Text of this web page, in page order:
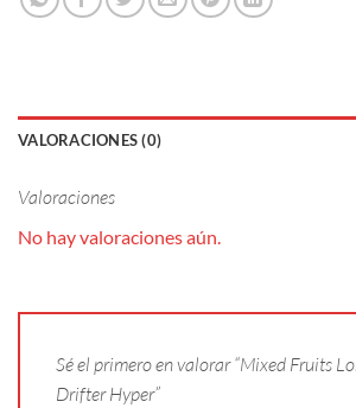
VALORACIONES (0)
Valoraciones
No hay valoraciones aún.
Sé el primero en valorar “Mixed Fruits
Drifter Hyper”